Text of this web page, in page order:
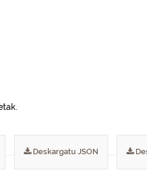
Deskargatu JSON